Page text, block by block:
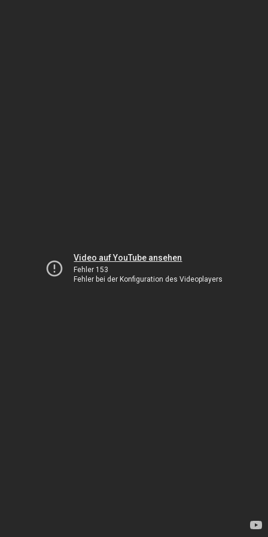
Video auf YouTube ansehen
Fehler 153
Fehler bei der Konfiguration des Videoplayers